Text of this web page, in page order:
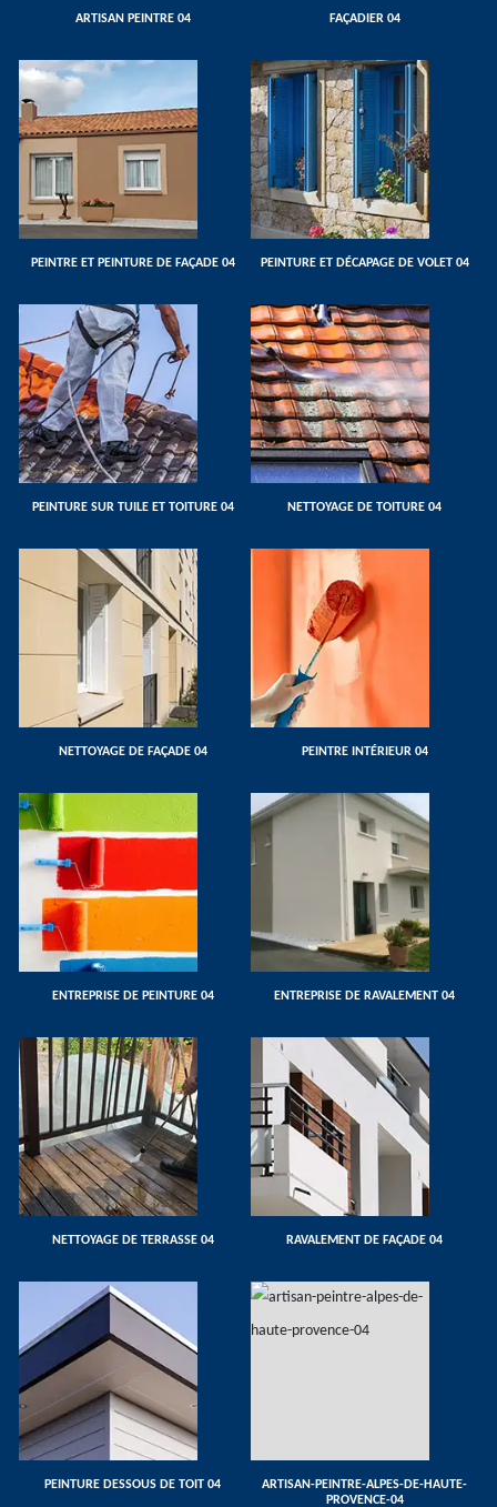
ARTISAN PEINTRE 04 FAÇADIER 04
PEINTRE ET PEINTURE DE FAÇADE 04 PEINTURE ET DÉCAPAGE DE VOLET 04
PEINTURE SUR TUILE ET TOITURE 04 NETTOYAGE DE TOITURE 04
NETTOYAGE DE FAÇADE 04 PEINTRE INTÉRIEUR 04
ENTREPRISE DE PEINTURE 04 ENTREPRISE DE RAVALEMENT 04
NETTOYAGE DE TERRASSE 04 RAVALEMENT DE FAÇADE 04
PEINTURE DESSOUS DE TOIT 04
ARTISAN-PEINTRE-ALPES-DE-HAUTE-
PROVENCE-04